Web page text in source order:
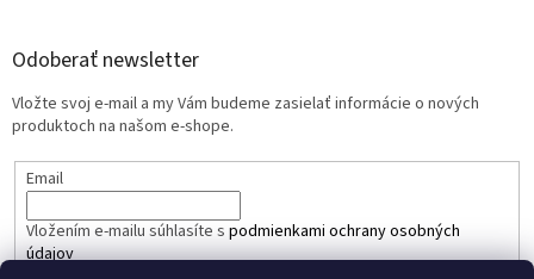
Odoberať newsletter
Vložte svoj e-mail a my Vám budeme zasielať informácie o nových
produktoch na našom e-shope.
Email
Vložením e-mailu súhlasíte s podmienkami ochrany osobných
údajov